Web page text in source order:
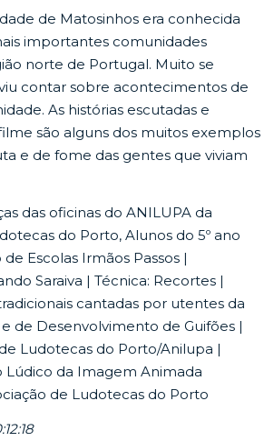
de Matosinhos era conhecida
importantes comunidades
norte de Portugal. Muito se
contar sobre acontecimentos de
As histórias escutadas e
são alguns dos muitos exemplos
e de fome das gentes que viviam
das oficinas do ANILUPA da
do Porto, Alunos do 5º ano
Escolas Irmãos Passos |
Saraiva | Técnica: Recortes |
cantadas por utentes da
e de Desenvolvimento de Guifões |
Ludotecas do Porto/Anilupa |
Lúdico da Imagem Animada
de Ludotecas do Porto